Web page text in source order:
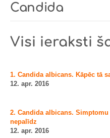
Candida
Visi ieraksti
1. Candida albicans. Kāpēc tā
12. apr. 2016
2. Candida albicans.
nepalīdz
12. apr. 2016